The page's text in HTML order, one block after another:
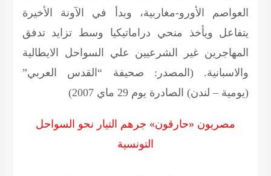
العواصم الأورو-مغاربية، وبدأ في الآونة الأخيرة
يتفاعل ويأخذ منحي دراماتيكيا وسط تزايد تدفق
المهاجرين غير الشرعيين علي السواحل الايطالية
والاسبانية.(المصدر: صحيفة “القدس العربي”
(يومية – لندن) الصادرة يوم 29 ماي 2007)
مصريون «حارقون» جرهم التيار نحو السواحل
التونسية